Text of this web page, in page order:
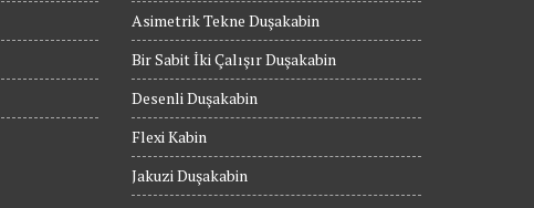
Asimetrik Tekne Duşakabin
Bir Sabit İki Çalışır Duşakabin
Desenli Duşakabin
Flexi Kabin
Jakuzi Duşakabin